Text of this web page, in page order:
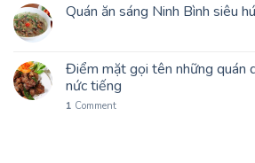
Quán ăn sáng Ninh Bình siêu
Điểm mặt gọi tên những quán
nức tiếng
1 Comment